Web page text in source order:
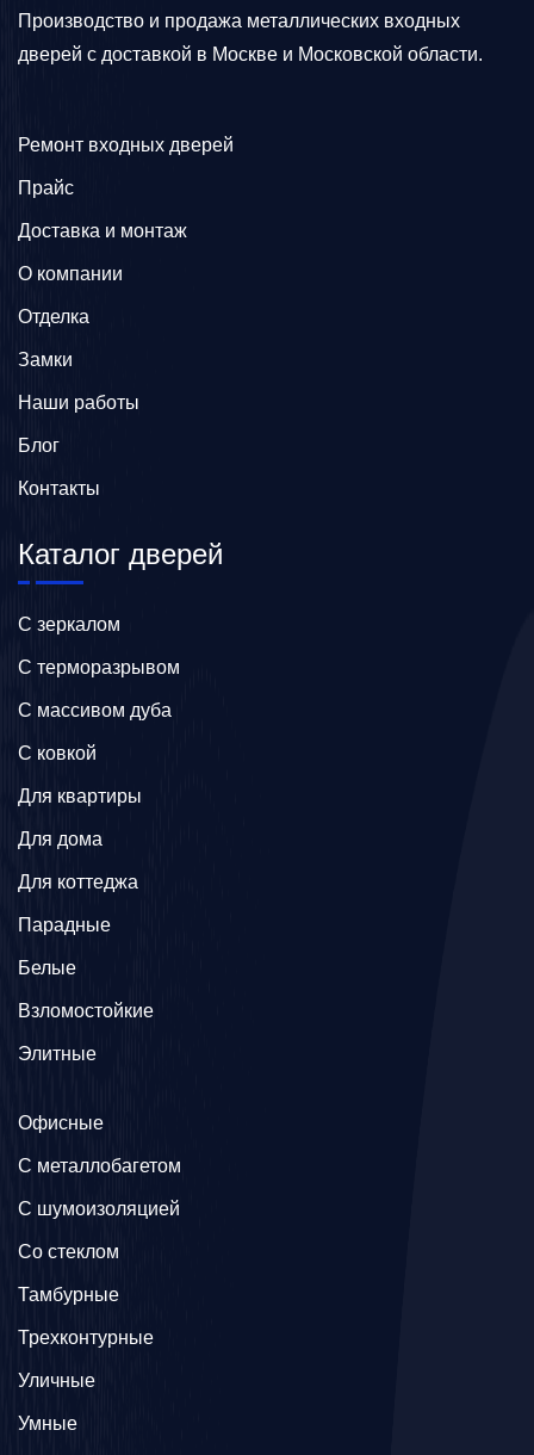
Производство и продажа металлических входных
дверей с доставкой в Москве и Московской области.
Ремонт входных дверей
Прайс
Доставка и монтаж
О компании
Отделка
Замки
Наши работы
Блог
Контакты
Каталог дверей
C зеркалом
C терморазрывом
C массивом дуба
C ковкой
Для квартиры
Для дома
Для коттеджа
Парадные
Белые
Взломостойкие
Элитные
Офисные
C металлобагетом
С шумоизоляцией
Со стеклом
Тамбурные
Трехконтурные
Уличные
Умные